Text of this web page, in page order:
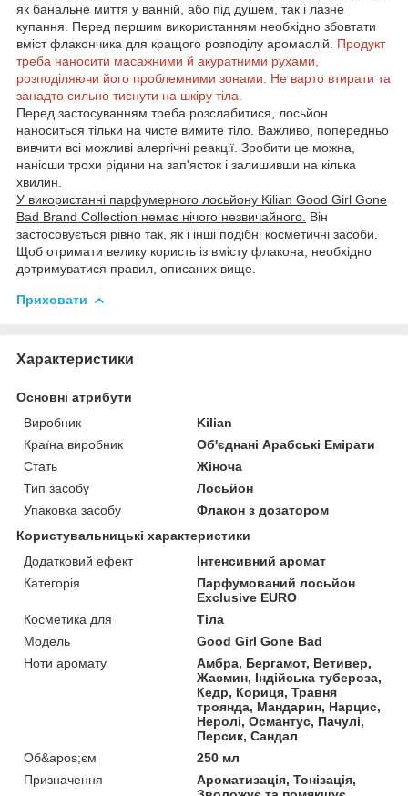
як банальне миття у ванній, або під душем, так і лазне
купання. Перед першим використанням необхідно збовтати
вміст флакончика для кращого розподілу аромаолій. Продукт
треба наносити масажними й акуратними рухами,
розподіляючи його проблемними зонами. Не варто втирати та
занадто сильно тиснути на шкіру тіла.
Перед застосуванням треба розслабитися, лосьйон
наноситься тільки на чисте вимите тіло. Важливо, попередньо
вивчити всі можливі алергічні реакції. Зробити це можна,
нанісши трохи рідини на зап'ясток і залишивши на кілька
хвилин.
У використанні парфумерного лосьйону Kilian Good Girl Gone
Bad Brand Collection немає нічого незвичайного. Він
застосовується рівно так, як і інші подібні косметичні засоби.
Щоб отримати велику користь із вмісту флакона, необхідно
дотримуватися правил, описаних вище.
Приховати
Характеристики
Основні атрибути
Виробник
Kilian
Країна виробник
Об'єднані Арабські Емірати
Стать
Жіноча
Тип засобу
Лосьйон
Упаковка засобу
Флакон з дозатором
Користувальницькі характеристики
Додатковий ефект
Інтенсивний аромат
Категорія
Парфумований лосьйон
Exclusive EURO
Косметика для
Тіла
Мoдель
Good Girl Gone Bad
Ноти аромату
Амбра, Бергамот, Ветивер,
Жасмин, Індійська тубероза,
Кедр, Кориця, Травня
троянда, Мандарин, Нарцис,
Неролі, Османтус, Пачулі,
Персик, Сандал
Об&apos;єм
250 мл
Призначення
Ароматизація, Тонізація,